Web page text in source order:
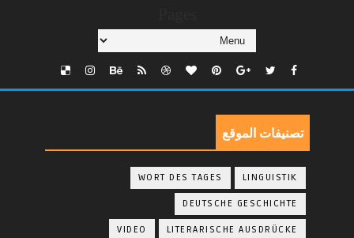
تصنيفات الموقع
LINGUISTIK
WORT DES TAGES
DEUTSCHE GESCHICHTE
LITERARISCHE AUSDRÜCKE
VIDEO